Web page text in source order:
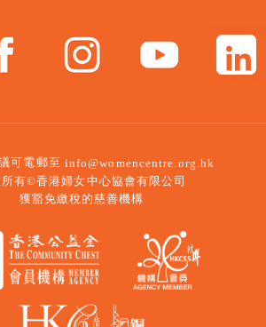
可電郵至 info@womencentre.org.hk
所有©香港婦女中心協會有限公司
獲豁免繳稅的慈善機構